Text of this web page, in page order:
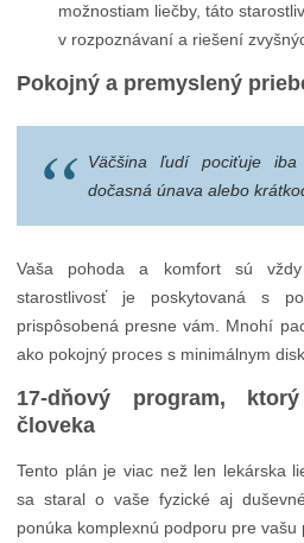
možnostiam liečby, táto
v rozpoznávaní a riešení
Pokojný a premyslený
Väčšina ľudí pociťuje
dočasná únava alebo
Vaša pohoda a komfort sú
starostlivosť je poskytovaná s
prispôsobená presne vám. Mnohí
ako pokojný proces s minimálnym
17-dňový program,
človeka
Tento plán je viac než len lekárska
sa staral o vaše fyzické aj
ponúka komplexnú podporu pre vašu